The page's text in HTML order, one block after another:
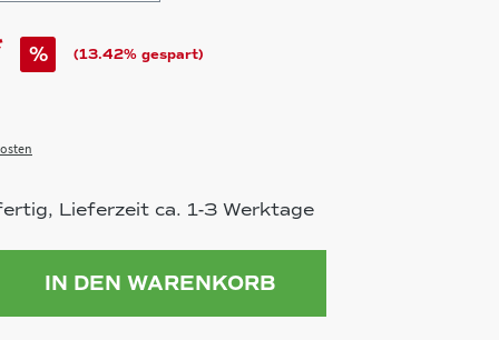
% (13.42% gespart)
Lieferzeit ca. 1-3 Werktage
Gib den gewünschten Wert
IN DEN WARENKORB